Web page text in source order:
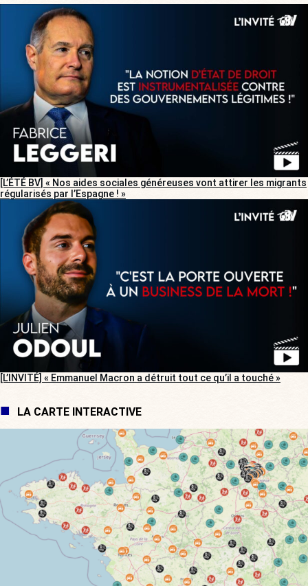
[L’ÉTÉ BV] « Nos aides sociales généreuses vont attirer les migrants
régularisés par l’Espagne ! »
[L’INVITÉ] « Emmanuel Macron a détruit tout ce qu’il a touché »
LA CARTE INTERACTIVE